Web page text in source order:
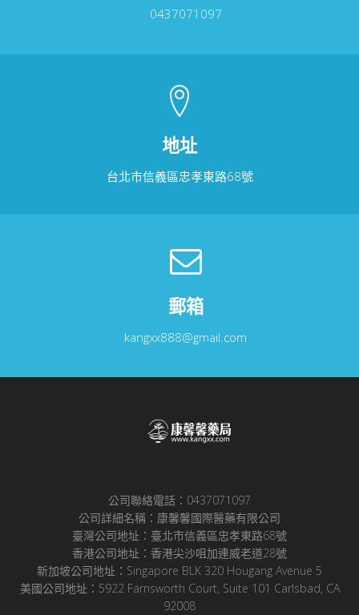
0437071097
地址
台北市信義區忠孝東路68號
郵箱
kangxx888@gmail.com
公司聯絡電話：0437071097
公司詳細名稱：康馨馨國際醫藥有限公司
臺灣公司地址：臺北市信義區忠孝東路68號
香港公司地址：香港尖沙咀加連威老道28號
新加坡公司地址：Singapore BLK 320 Hougang Avenue 5
美國公司地址：5922 Farnsworth Court, Suite 101 Carlsbad, CA
92008